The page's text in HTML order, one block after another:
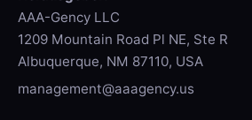
AAA-Gency LLC
1209 Mountain Road Pl NE, Ste R
Albuquerque, NM 87110, USA
management@aaagency.us